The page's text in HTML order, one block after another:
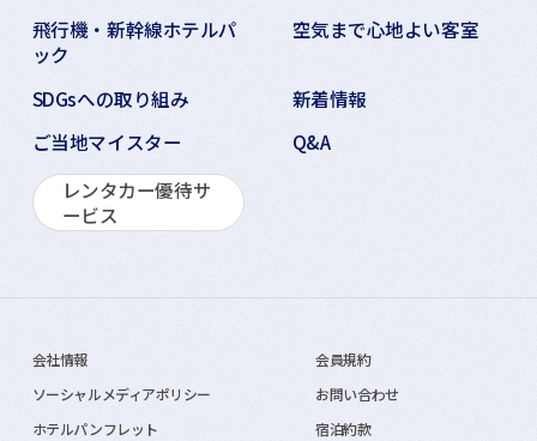
飛行機・新幹線ホテルパ
ック
空気まで心地よい客室
SDGsへの取り組み
新着情報
ご当地マイスター
Q&A
レンタカー優待サ
ービス
会社情報
会員規約
ソーシャルメディアポリシー
お問い合わせ
ホテルパンフレット
宿泊約款